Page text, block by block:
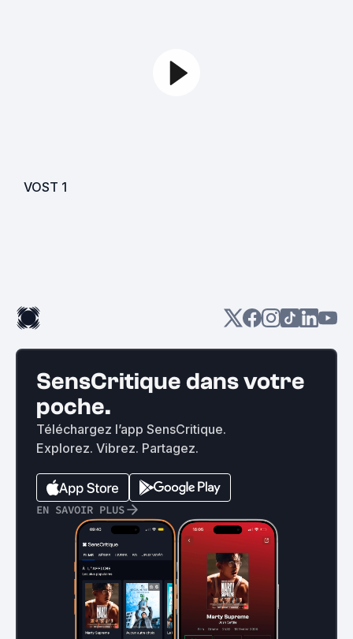
VOST 1
SensCritique dans votre
poche.
Téléchargez l’app SensCritique.
Explorez. Vibrez. Partagez.
EN SAVOIR PLUS